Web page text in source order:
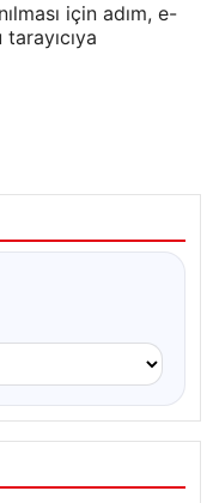
için adım, e-